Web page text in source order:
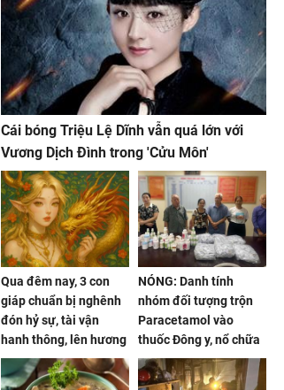
Cái bóng Triệu Lệ Dĩnh vẫn quá lớn với
Vương Dịch Đình trong 'Cửu Môn'
Qua đêm nay, 3 con
giáp chuẩn bị nghênh
đón hỷ sự, tài vận
hanh thông, lên hương
hóa Rồng hóa Phượng,
gom hết may mắn về
NÓNG: Danh tính
nhóm đối tượng trộn
Paracetamol vào
thuốc Đông y, nổ chữa
bách bệnh